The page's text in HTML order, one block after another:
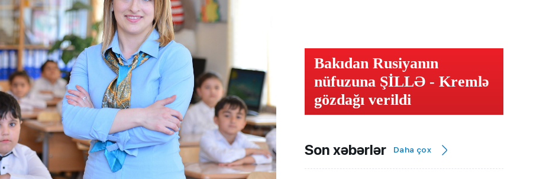
Bakıdan Rusiyanın
nüfuzuna ŞİLLƏ - Kremlə
gözdağı verildi
Son xəbərlər Daha çox